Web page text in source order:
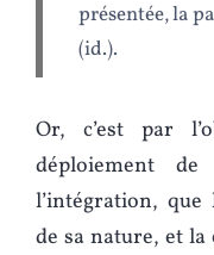
présentée, la
(id.).
Or, c’est par
déploiement
l’intégration, que
de sa nature, et la